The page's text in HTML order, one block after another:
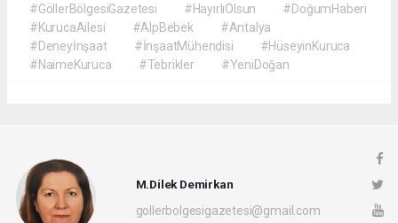
#GöllerBölgesiGazetesi #HayırlıOlsun
#DoğumHaberi
#KurucaAilesi
#AlpBebek
#Antalya
#Deneyİnşaat
#İnşaatMühendisi
#HüseyinKuruca
#NaimeKuruca
#Tebrikler #YeniDoğan
M.Dilek Demirkan
gollerbolgesigazetesi@gmail.com